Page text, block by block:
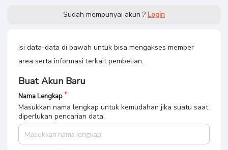
Sudah mempunyai akun ? Login
Isi data-data di bawah untuk bisa mengakses member
area serta informasi terkait pembelian.
Buat Akun Baru
Nama Lengkap
Masukkan nama lengkap untuk kemudahan jika suatu saat
diperlukan pencarian data.